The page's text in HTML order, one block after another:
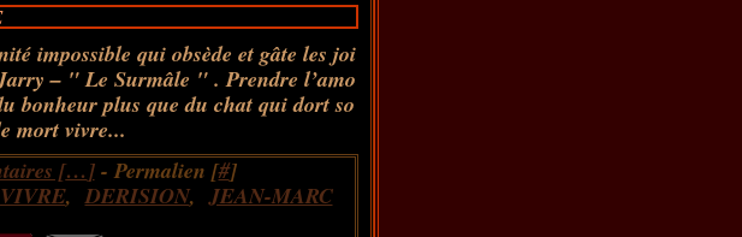
impossible qui obsède et gâte les joi
– " Le Surmâle " . Prendre l’amo
bonheur plus que du chat qui dort so
mort vivre...
[…]- Permalien [#]
VIVRE,DERISION,JEAN-MARC